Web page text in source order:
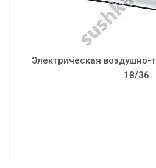
Электрическая воздушно-
18/36
Скорость воздушного
Объем воздуха: 3500/
Шумность:
Вес: 58 кг